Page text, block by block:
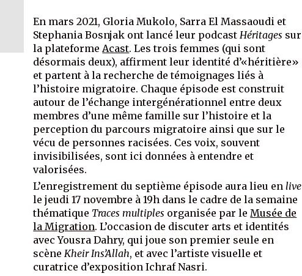
En mars 2021, Gloria Mukolo, Sarra El Massaoudi et
Stephania Bosnjak ont lancé leur podcast Héritages sur
la plateforme Acast. Les trois femmes (qui sont
désormais deux), affirment leur identité d’«héritière»
et partent à la recherche de témoignages liés à
l’histoire migratoire. Chaque épisode est construit
autour de l’échange intergénérationnel entre deux
membres d’une même famille sur l’histoire et la
perception du parcours migratoire ainsi que sur le
vécu de personnes racisées. Ces voix, souvent
invisibilisées, sont ici données à entendre et
valorisées.
L’enregistrement du septième épisode aura lieu enlive
le jeudi 17 novembre à 19h dans le cadre de la semaine
thématique Traces multiples organisée par le Musée de
la Migration. L’occasion de discuter arts et identités
avec Yousra Dahry, qui joue son premier seule en
scène Kheir Ins’Allah, et avec l’artiste visuelle et
curatrice d’exposition Ichraf Nasri.